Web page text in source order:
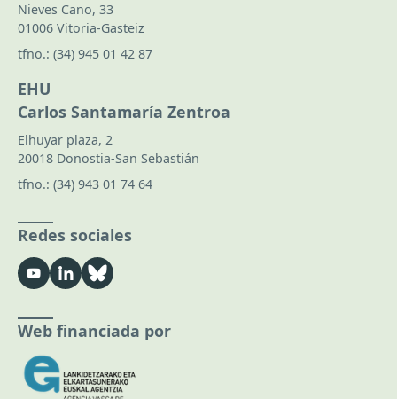
Nieves Cano, 33
01006 Vitoria-Gasteiz
tfno.: (34) 945 01 42 87
EHU
Carlos Santamaría Zentroa
Elhuyar plaza, 2
20018 Donostia-San Sebastián
tfno.: (34) 943 01 74 64
Redes sociales
Web financiada por